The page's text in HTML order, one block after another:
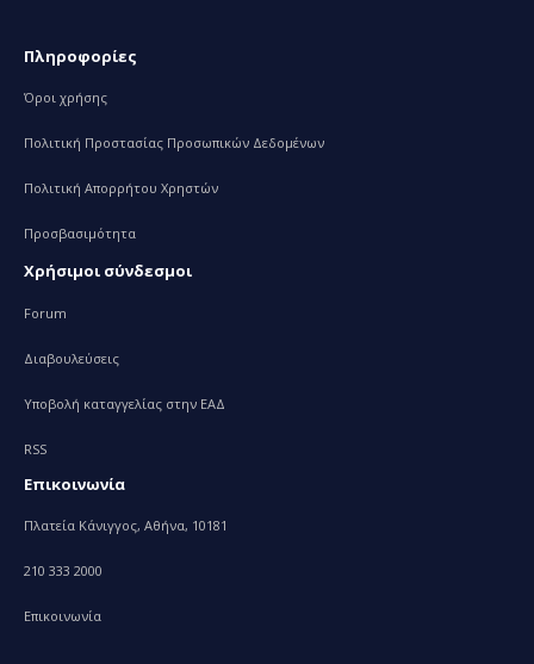
Πληροφορίες
Όροι χρήσης
Πολιτική Προστασίας Προσωπικών Δεδομένων
Πολιτική Απορρήτου Χρηστών
Προσβασιμότητα
Χρήσιμοι σύνδεσμοι
Forum
Διαβουλεύσεις
Υποβολή καταγγελίας στην ΕΑΔ
RSS
Επικοινωνία
Πλατεία Κάνιγγος, Αθήνα, 10181
210 333 2000
Επικοινωνία